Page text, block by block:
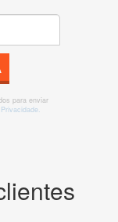
para enviar